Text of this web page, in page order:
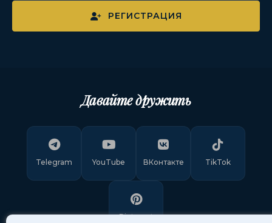
РЕГИСТРАЦИЯ
Давайте дружить
Telegram YouTube ВКонтакте TikTok
Pinterest